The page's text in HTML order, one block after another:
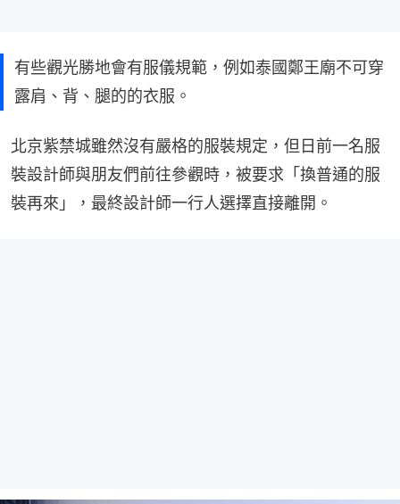
有些觀光勝地會有服儀規範，例如泰國鄭王廟不可穿
露肩、背、腿的的衣服。
北京紫禁城雖然沒有嚴格的服裝規定，但日前一名服
裝設計師與朋友們前往參觀時，被要求「換普通的服
裝再來」，最終設計師一行人選擇直接離開。